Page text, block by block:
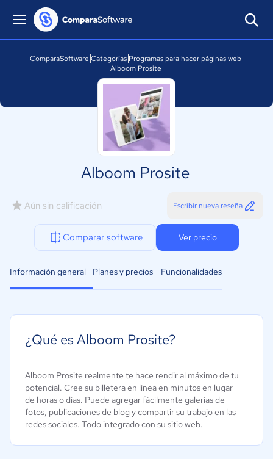
ComparaSoftware Categorías Programas para hacer páginas web
Alboom Prosite
Alboom Prosite
Aún sin calificación Escribir nueva reseña
Comparar software Ver precio
Información general Planes y precios Funcionalidades
¿Qué es Alboom Prosite?
Alboom Prosite realmente te hace rendir al máximo de tu
potencial. Cree su billetera en línea en minutos en lugar
de horas o días. Puede agregar fácilmente galerías de
fotos, publicaciones de blog y compartir su trabajo en las
redes sociales. Todo integrado con su sitio web.